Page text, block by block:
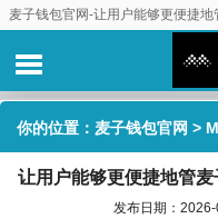
麦子钱包官网-让用户能够更便捷
你的位置： 麦子钱包官网 >
管麦子钱包法币通道理自己
让用户能够更便捷地管
发布日期：